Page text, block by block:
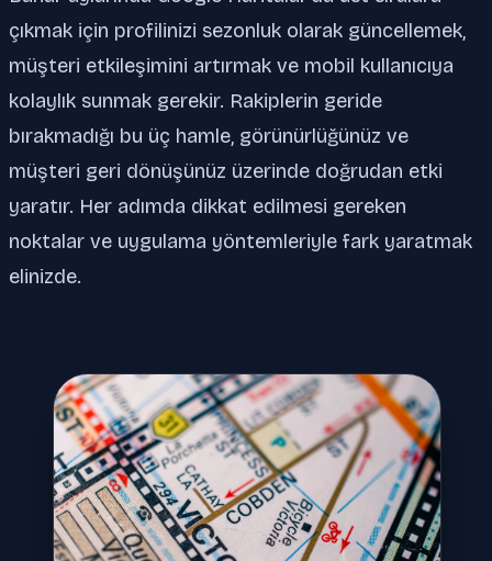
çıkmak için profilinizi sezonluk olarak güncellemek,
müşteri etkileşimini artırmak ve mobil kullanıcıya
kolaylık sunmak gerekir. Rakiplerin geride
bırakmadığı bu üç hamle, görünürlüğünüz ve
müşteri geri dönüşünüz üzerinde doğrudan etki
yaratır. Her adımda dikkat edilmesi gereken
noktalar ve uygulama yöntemleriyle fark yaratmak
elinizde.